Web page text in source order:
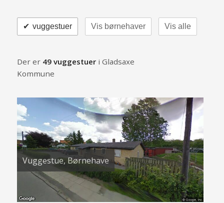
vuggestuer
✔ Vis børnehaver Vis alle
Der er 49 vuggestueri Gladsaxe
Kommune
Vuggestue, Børnehave